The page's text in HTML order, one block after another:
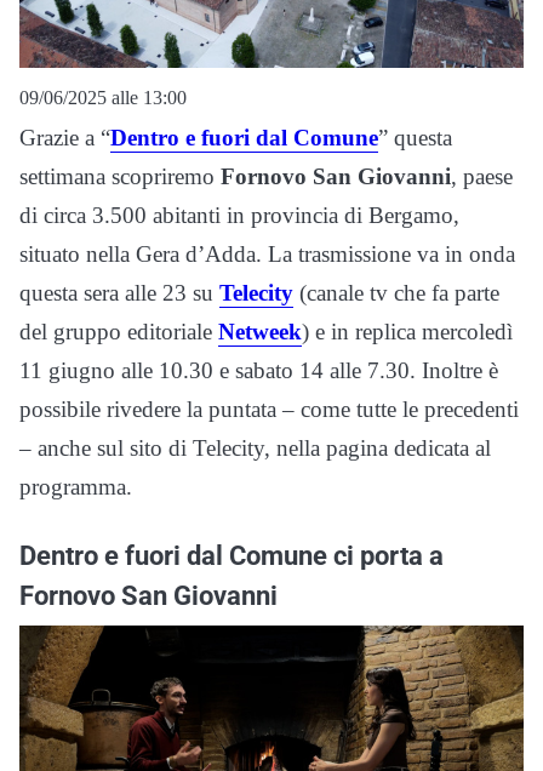
09/06/2025 alle 13:00
Grazie a “Dentro e fuori dal Comune” questa
settimana scopriremo Fornovo San Giovanni, paese
di circa 3.500 abitanti in provincia di Bergamo,
situato nella Gera d’Adda. La trasmissione va in onda
questa sera alle 23 su Telecity (canale tv che fa parte
del gruppo editoriale Netweek) e in replica mercoledì
11 giugno alle 10.30 e sabato 14 alle 7.30. Inoltre è
possibile rivedere la puntata – come tutte le precedenti
– anche sul sito di Telecity, nella pagina dedicata al
programma.
Dentro e fuori dal Comune ci porta a
Fornovo San Giovanni